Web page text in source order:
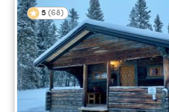
5 (68)